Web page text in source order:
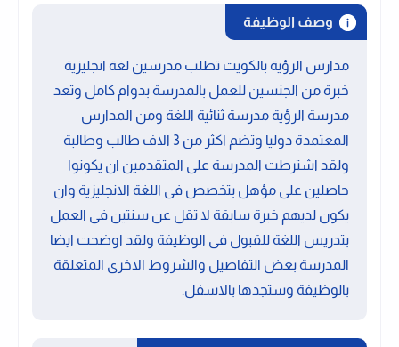
وصف الوظيفة
مدارس الرؤية بالكويت تطلب مدرسين لغة انجليزية
خبرة من الجنسين للعمل بالمدرسة بدوام كامل وتعد
مدرسة الرؤية مدرسة ثنائية اللغة ومن المدارس
المعتمدة دوليا وتضم اكثر من 3 الاف طالب وطالبة
ولقد اشترطت المدرسة على المتقدمين ان يكونوا
حاصلين على مؤهل بتخصص فى اللغة الانجليزية وان
يكون لديهم خبرة سابقة لا تقل عن سنتين فى العمل
بتدريس اللغة للقبول فى الوظيفة ولقد اوضحت ايضا
المدرسة بعض التفاصيل والشروط الاخرى المتعلقة
بالوظيفة وستجدها بالاسفل.